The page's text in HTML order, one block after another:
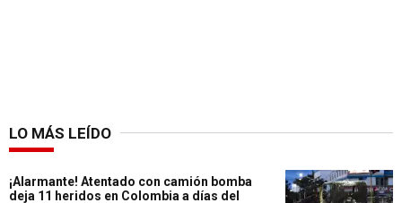
LO MÁS LEÍDO
¡Alarmante! Atentado con camión bomba
deja 11 heridos en Colombia a días del